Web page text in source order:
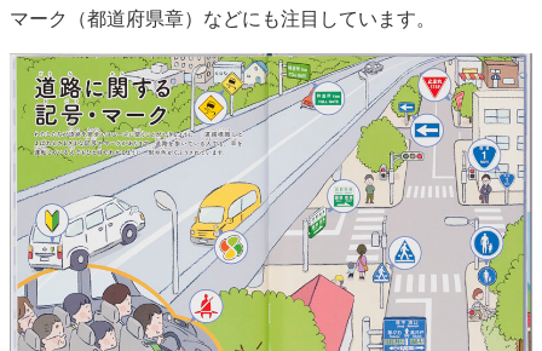
マーク（都道府県章）などにも注目しています。